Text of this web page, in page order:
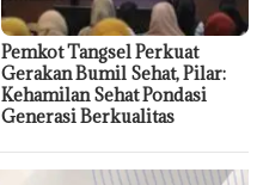
Pemkot Tangsel Perkuat
Gerakan Bumil Sehat, Pilar:
Kehamilan Sehat Pondasi
Generasi Berkualitas